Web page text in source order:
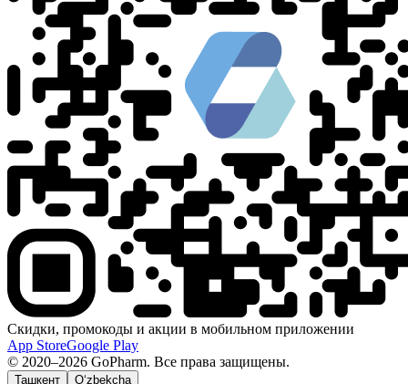
Скидки, промокоды и акции в мобильном приложении
App StoreGoogle Play
© 2020–2026 GoPharm. Все права защищены.
Ташкент O‘zbekcha